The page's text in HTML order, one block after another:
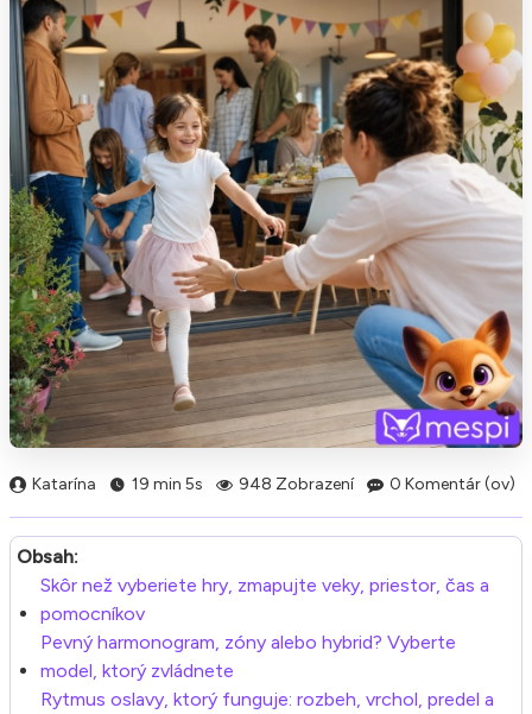
Katarína 19 min 5s 948 Zobrazení 0 Komentár (ov)
Obsah:
Skôr než vyberiete hry, zmapujte veky, priestor, čas a
pomocníkov
Pevný harmonogram, zóny alebo hybrid? Vyberte
model, ktorý zvládnete
Rytmus oslavy, ktorý funguje: rozbeh, vrchol, predel a